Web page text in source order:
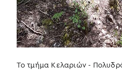
Το τμήμα Κελαριών -